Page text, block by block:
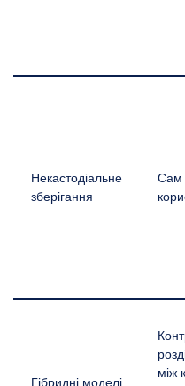
Некастодіальне
зберігання
Сам
Гібридні моделі
між